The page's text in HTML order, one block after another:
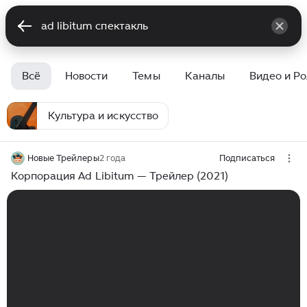
Всё Новости Темы Каналы Видео и
Культура и искусство
Новые Трейлеры2 года Подписаться
Корпорация Ad Libitum — Трейлер (2021)